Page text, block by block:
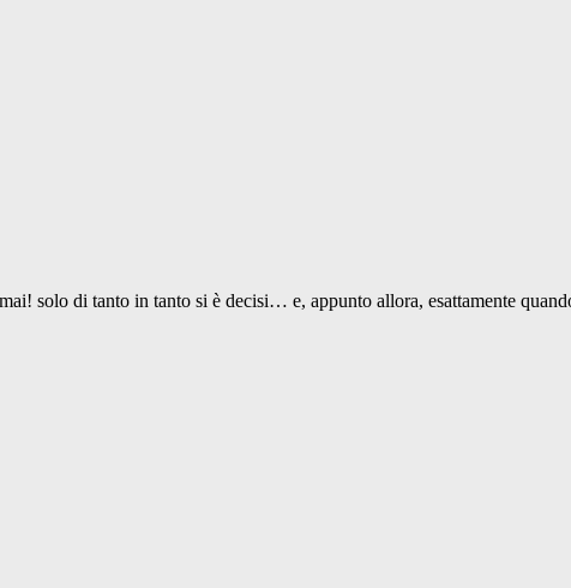
solo di tanto in tanto si è decisi… e, appunto allora, esattamente